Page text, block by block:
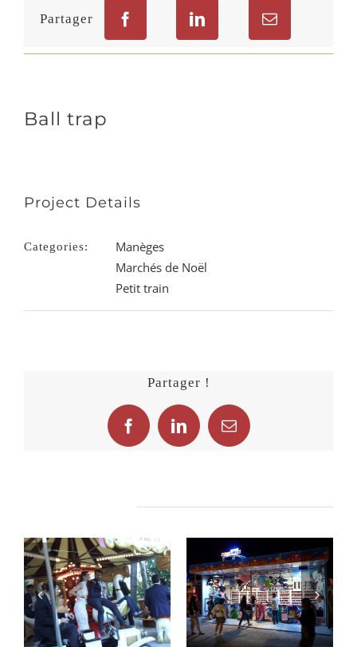
Partager
Ball trap
Project Details
Categories:
Manèges
Marchés de Noël
Petit train
Partager !
FacebookLinkedInEmail